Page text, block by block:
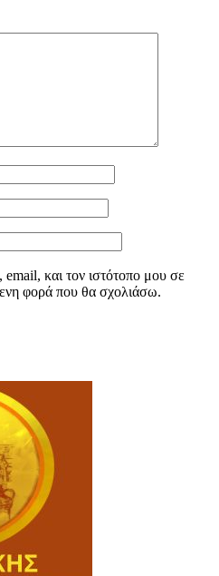
και τον ιστότοπο μου σε
φορά που θα σχολιάσω.